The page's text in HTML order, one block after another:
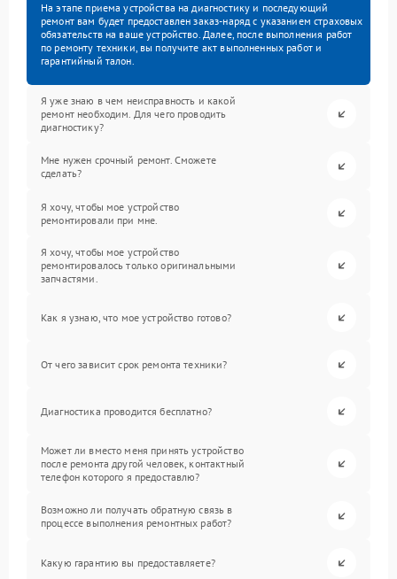
На этапе приема устройства на диагностику и последующий
ремонт вам будет предоставлен заказ-наряд с указанием страховых
обязательств на ваше устройство. Далее, после выполнения работ
по ремонту техники, вы получите акт выполненных работ и
гарантийный талон.
Я уже знаю в чем неисправность и какой
ремонт необходим. Для чего проводить
диагностику?
Мне нужен срочный ремонт. Сможете
сделать?
Я хочу, чтобы мое устройство
ремонтировали при мне.
Я хочу, чтобы мое устройство
ремонтировалось только оригинальными
запчастями.
Как я узнаю, что мое устройство готово?
От чего зависит срок ремонта техники?
Диагностика проводится бесплатно?
Может ли вместо меня принять устройство
после ремонта другой человек, контактный
телефон которого я предоставлю?
Возможно ли получать обратную связь в
процессе выполнения ремонтных работ?
Какую гарантию вы предоставляете?